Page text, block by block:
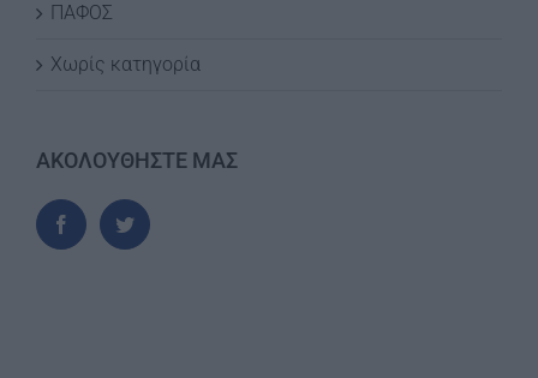
ΠΑΦΟΣ
Χωρίς κατηγορία
ΑΚΟΛΟΥΘΗΣΤΕ ΜΑΣ